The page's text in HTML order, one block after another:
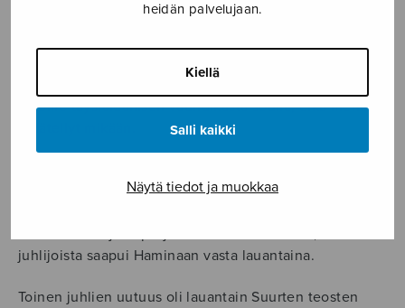
heidän palvelujaan.
Kiellä
Salli kaikki
Näytä tiedot ja muokkaa
tunnelman kattoon varsinkin nuoremman juhlaväen
Puolustusvoimien varusmiessoittokunnan souldbändin
ilmoille täyslaidallisen vauhdikasta soulia, eikä menoa
verran purnausta, koska varttuneempi väki olisi
juhlijoista saapui Haminaan vasta lauantaina.
Toinen juhlien uutuus oli lauantain Suurten teosten